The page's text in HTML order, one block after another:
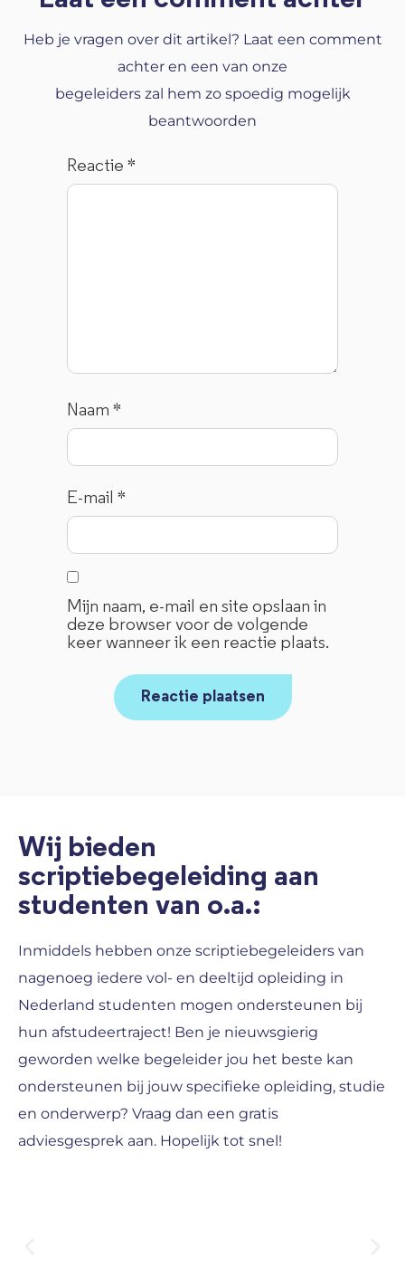
Heb je vragen over dit artikel? Laat een comment
achter en een van onze
begeleiders zal hem zo spoedig mogelijk
beantwoorden
Reactie*
Naam*
E-mail*
Mijn naam, e-mail en site opslaan in
deze browser voor de volgende
keer wanneer ik een reactie plaats.
Wij bieden
scriptiebegeleiding aan
studenten van o.a.:
Inmiddels hebben onze scriptiebegeleiders van
nagenoeg iedere vol- en deeltijd opleiding in
Nederland studenten mogen ondersteunen bij
hun afstudeertraject! Ben je nieuwsgierig
geworden welke begeleider jou het beste kan
ondersteunen bij jouw specifieke opleiding, studie
en onderwerp? Vraag dan een gratis
adviesgesprek aan. Hopelijk tot snel!